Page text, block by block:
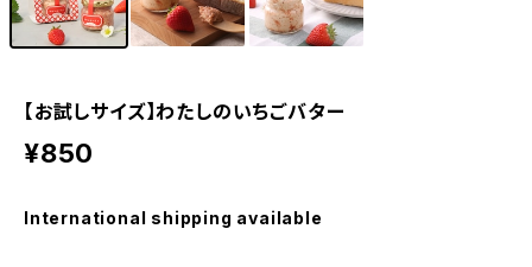
【お試しサイズ】わたしのいちごバター
¥850
International shipping available